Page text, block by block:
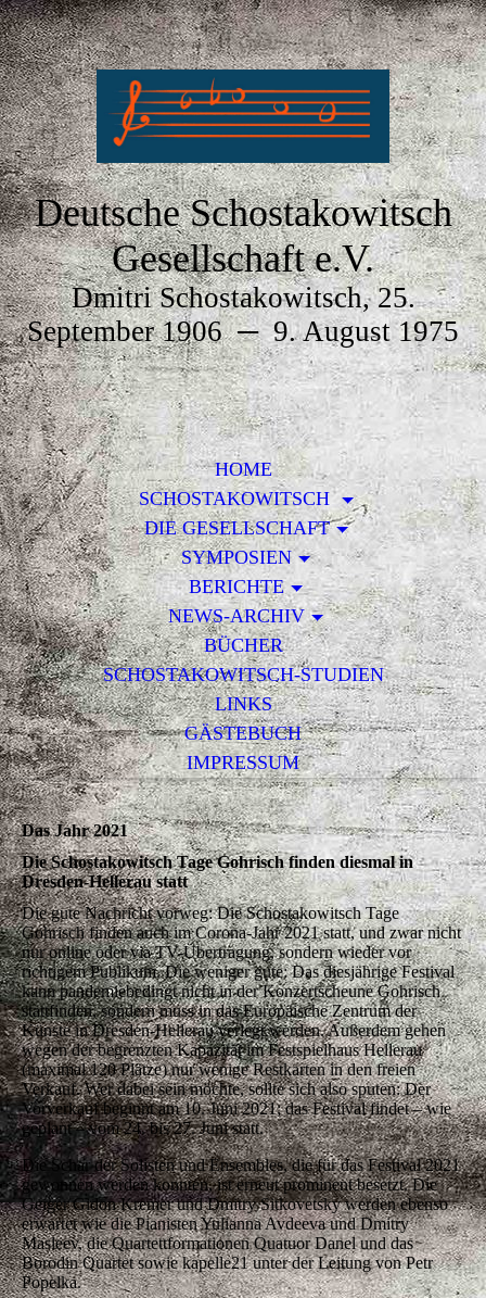
Deutsche Schostakowitsch
Gesellschaft e.V.
Dmitri Schostakowitsch, 25.
September 1906─9. August 1975
HOME
SCHOSTAKOWITSCH
DIE GESELLSCHAFT
SYMPOSIEN
BERICHTE
NEWS-ARCHIV
BÜCHER
SCHOSTAKOWITSCH-STUDIEN
LINKS
GÄSTEBUCH
IMPRESSUM
Das Jahr 2021
Die Schostakowitsch Tage Gohrisch finden diesmal in
Dresden-Hellerau statt
Die gute Nachricht vorweg: Die Schostakowitsch Tage
Gohrisch finden auch im Corona-Jahr 2021 statt, und zwar nicht
nur online oder via TV-Übertragung, sondern wieder vor
richtigem Publikum. Die weniger gute: Das diesjährige Festival
kann pandemiebedingt nicht in der Konzertscheune Gohrisch
stattfinden, sondern muss in dasEuropäische Zentrum der
Künste in Dresden-Hellerau verlegt werden. Außerdem gehen
wegen der begrenzten Kapazität im Festspielhaus Hellerau
(maximal 120 Plätze) nur wenige Restkarten in den freien
Verkauf. Wer dabei sein möchte, sollte sich also sputen: Der
Vorverkauf beginnt am 10. Juni 2021; das Festival findet – wie
geplant – vom 24. bis 27. Juni statt.
Die Schar der Solisten und Ensembles, die für das Festival 2021
gewonnen werden konnten, ist erneut prominent besetzt. Die
Geiger Gidon Kremer und Dmitry Sitkovetsky werden ebenso
erwartet wie die Pianisten Yulianna Avdeeva und Dmitry
Masleev, die Quartettformationen Quatuor Danel und das
Borodin Quartet sowie kapelle21 unter der Leitung von Petr
Popelka.